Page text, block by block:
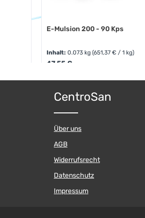
die
gewünschten Wert
E-Mulsion 200 - 90 Kps
Inhalt:0.073 kg(651,37 € / 1 kg)
Regulärer Preis:
47,55 €
Produkt Anzahl:
CentroSan
Über uns
AGB
Widerrufsrecht
Datenschutz
Impressum